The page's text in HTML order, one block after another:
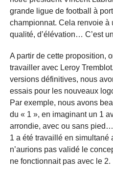
grande ligue de football à
championnat. Cela renvoie à
qualité, d’élévation… C’est
A partir de cette proposition,
travailler avec Leroy
versions définitives, nous
essais pour les nouveaux
Par exemple, nous avons
du « 1 », en imaginant un 1
arrondie, avec ou sans
1 a été travaillé en
n’aurions pas validé le
ne fonctionnait pas avec le 2.